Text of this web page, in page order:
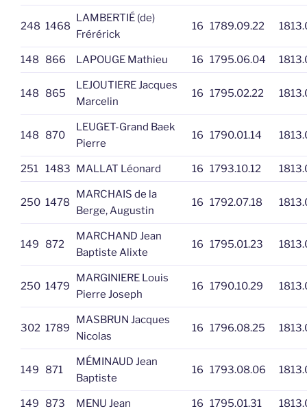
248 1468
LAMBERTIÉ (de)
Frérérick
16 1789.09.22
148 866 LAPOUGE Mathieu 16 1795.06.04
148 865
LEJOUTIERE Jacques
Marcelin
16 1795.02.22
148 870
LEUGET-Grand Baek
Pierre
16 1790.01.14
251 1483 MALLAT Léonard 16 1793.10.12
250 1478
MARCHAIS de la
Berge, Augustin
16 1792.07.18
149 872
MARCHAND Jean
Baptiste Alixte
16 1795.01.23
250 1479
MARGINIERE Louis
Pierre Joseph
16 1790.10.29
302 1789
MASBRUN Jacques
Nicolas
16 1796.08.25
149 871
MÉMINAUD Jean
Baptiste
16 1793.08.06
149 873 MENU Jean 16 1795.01.31